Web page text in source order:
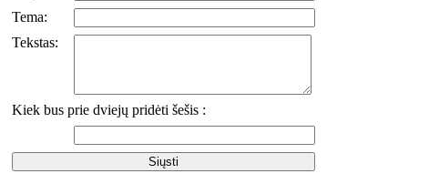
Tema:
Tekstas:
Kiek bus prie dviejų pridėti šešis :